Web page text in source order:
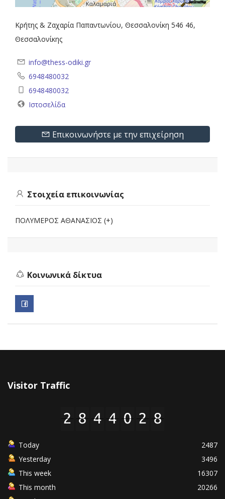
Κρήτης & Ζαχαρία Παπαντωνίου, Θεσσαλονίκη 546 46,
Θεσσαλονίκης
info@thess-odiki.gr
6948480032
6948480032
Ιστοσελίδα
Επικοινωνήστε με την επιχείρηση
Στοιχεία επικοινωνίας
ΠΟΛΥΜΕΡΟΣ ΑΘΑΝΑΣΙΟΣ (+)
Κοινωνικά δίκτυα
Visitor Traffic
Today
2487
Yesterday
3496
This week
16307
This month
20266